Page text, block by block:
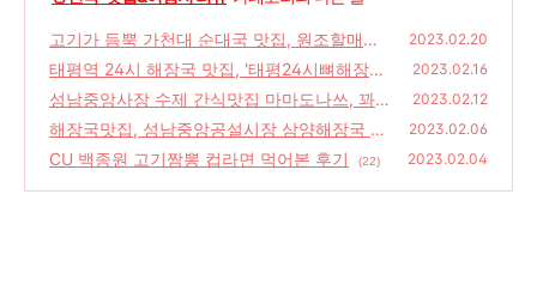
고기가 듬뿍 가천대 순대국 맛집, 원조할매순
대국 가천대점
(50)
2023.02.20
태평역 24시 해장국 맛집, '태평24시뼈해장국'
(34)
2023.02.16
성남중앙사장 수제 간식맛집 마마도나쓰, 꽈배
기-고르케-핫도그-추억의 도나쓰
(8)
2023.02.12
해장국맛집, 성남중앙공설시장 삼양해장국 한
우우거지해장국 먹어본 후기
(28)
2023.02.06
CU 백종원 고기짬뽕 컵라면 먹어본 후기 (22) 2023.02.04